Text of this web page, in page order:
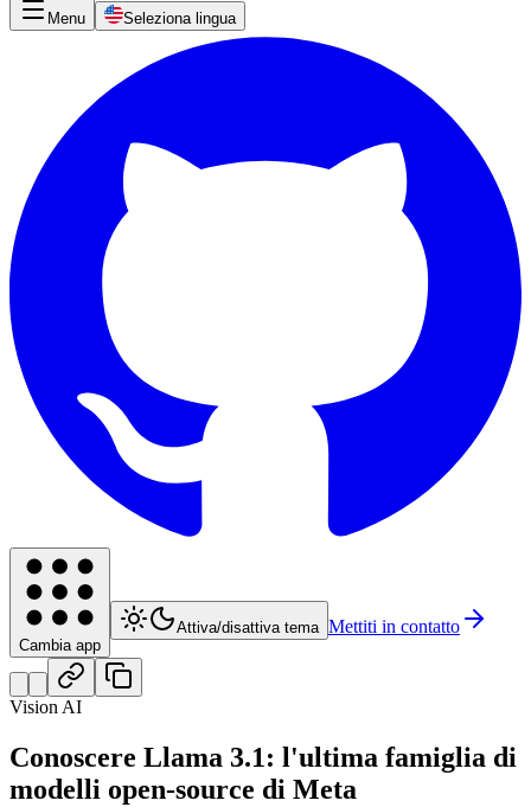
Menu Seleziona lingua
Cambia app
Attiva/disattiva tema Mettiti in contatto
Vision AI
Conoscere Llama 3.1: l'ultima famiglia di
modelli open-source di Meta